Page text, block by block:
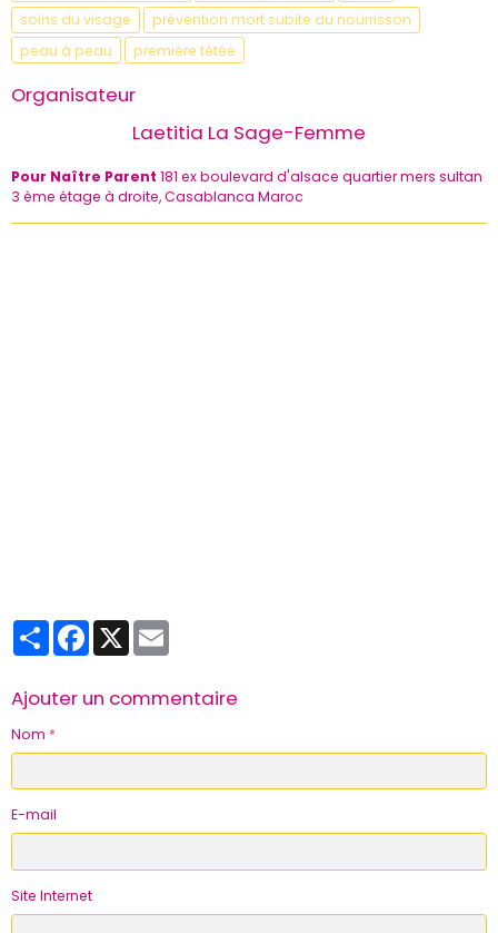
soins du visage
prévention mort subite du nourrisson
peau à peau
première tétée
Organisateur
Laetitia La Sage-Femme
Pour Naître Parent 181 ex boulevard d'alsace quartier mers sultan
3 ème étage à droite, Casablanca Maroc
PartagerFacebook
X
Ajouter un commentaire
Nom
E-mail
Site Internet